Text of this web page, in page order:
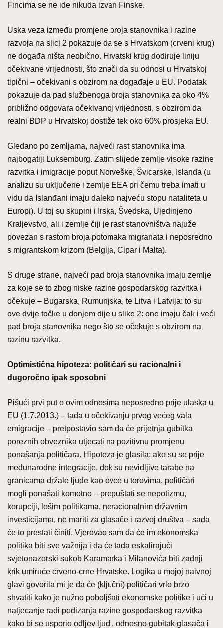
Fincima se ne ide nikuda izvan Finske.
Uska veza između promjene broja stanovnika i razine
razvoja na slici 2 pokazuje da se s Hrvatskom (crveni krug)
ne događa ništa neobično. Hrvatski krug dodiruje liniju
očekivane vrijednosti, što znači da su odnosi u Hrvatskoj
tipični – očekivani s obzirom na događaje u EU. Podatak
pokazuje da pad službenoga broja stanovnika za oko 4%
približno odgovara očekivanoj vrijednosti, s obzirom da
realni BDP u Hrvatskoj dostiže tek oko 60% prosjeka EU.
Gledano po zemljama, najveći rast stanovnika ima
najbogatiji Luksemburg. Zatim slijede zemlje visoke razine
razvitka i imigracije poput Norveške, Švicarske, Islanda (u
analizu su uključene i zemlje EEA pri čemu treba imati u
vidu da Islanđani imaju daleko najveću stopu nataliteta u
Europi). U toj su skupini i Irska, Švedska, Ujedinjeno
Kraljevstvo, ali i zemlje čiji je rast stanovništva najuže
povezan s rastom broja potomaka migranata i neposredno
s migrantskom krizom (Belgija, Cipar i Malta).
S druge strane, najveći pad broja stanovnika imaju zemlje
za koje se to zbog niske razine gospodarskog razvitka i
očekuje – Bugarska, Rumunjska, te Litva i Latvija: to su
ove dvije točke u donjem dijelu slike 2: one imaju čak i veći
pad broja stanovnika nego što se očekuje s obzirom na
razinu razvitka.
Optimistična hipoteza: političari su racionalni i
dugoročno ipak sposobni
Pišući prvi put o ovim odnosima neposredno prije ulaska u
EU (1.7.2013.) – tada u očekivanju prvog većeg vala
emigracije – pretpostavio sam da će prijetnja gubitka
poreznih obveznika utjecati na pozitivnu promjenu
ponašanja političara. Hipoteza je glasila: ako su se prije
međunarodne integracije, dok su nevidljive tarabe na
granicama držale ljude kao ovce u torovima, političari
mogli ponašati komotno – prepuštati se nepotizmu,
korupciji, lošim politikama, neracionalnim državnim
investicijama, ne mariti za glasače i razvoj društva – sada
će to prestati činiti. Vjerovao sam da će im ekonomska
politika biti sve važnija i da će tada eskalirajući
svjetonazorski sukob Karamarka i Milanovića biti zadnji
krik umiruće crveno-crne Hrvatske. Logika u mojoj naivnoj
glavi govorila mi je da će (ključni) političari vrlo brzo
shvatiti kako je nužno poboljšati ekonomske politike i ući u
natjecanje radi podizanja razine gospodarskog razvitka
kako bi se usporio odljev ljudi, odnosno gubitak glasača i